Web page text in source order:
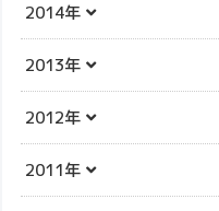
2014年
2013年
2012年
2011年